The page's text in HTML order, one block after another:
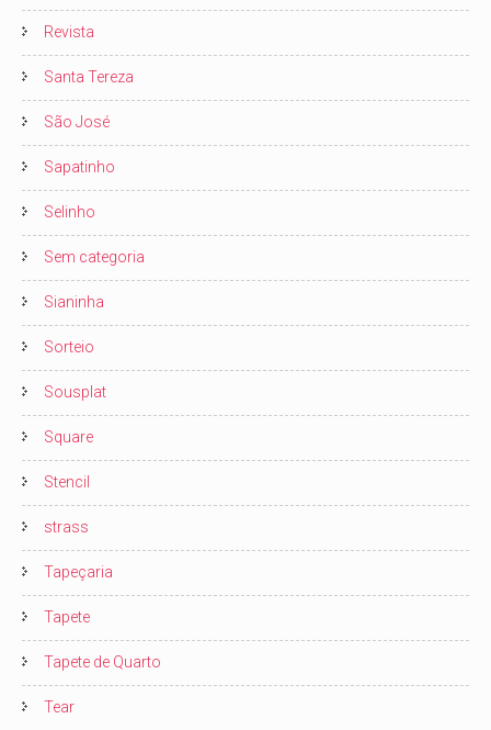
Revista
Santa Tereza
São José
Sapatinho
Selinho
Sem categoria
Sianinha
Sorteio
Sousplat
Square
Stencil
strass
Tapeçaria
Tapete
Tapete de Quarto
Tear